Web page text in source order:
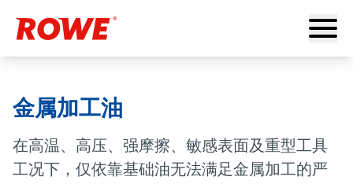
金属加工油
在高温、高压、强摩擦、敏感表面及重型工具
工况下，仅依靠基础油无法满足金属加工的严